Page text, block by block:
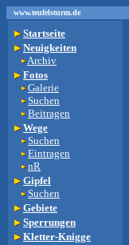
www.teufelsturm.de
Startseite
Neuigkeiten
Archiv
Fotos
Galerie
Suchen
Beitragen
Wege
Suchen
Eintragen
nR
Gipfel
Suchen
Gebiete
Sperrungen
Kletter-Knigge